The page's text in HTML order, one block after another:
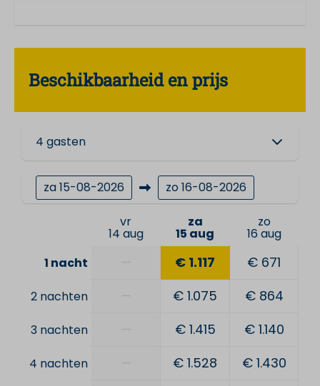
Beschikbaarheid en prijs
4 gasten
za15-08-2026 zo 16-08-2026
vr
14 aug
za
15 aug
zo
16 aug
1 nacht
€ 1.117 € 671
2 nachten € 1.075 € 864
3 nachten € 1.415 € 1.140
4 nachten € 1.528 € 1.430